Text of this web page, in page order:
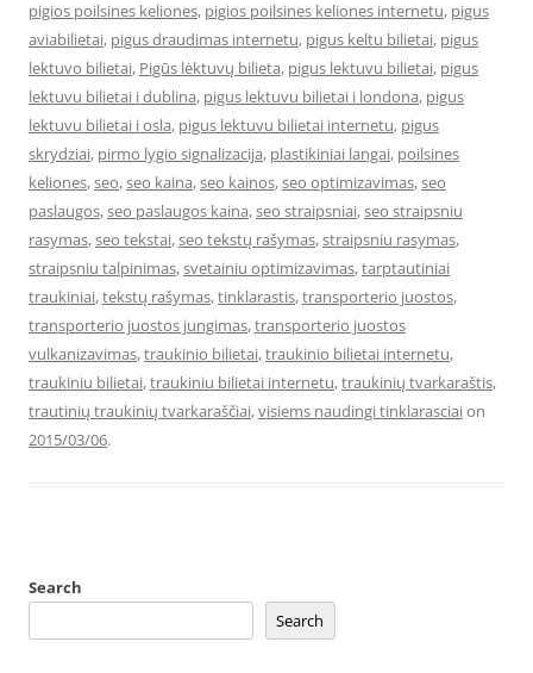
pigios poilsines keliones, pigios poilsines keliones internetu, pigus
aviabilietai, pigus draudimas internetu, pigus keltu bilietai, pigus
lektuvo bilietai, Pigūs lėktuvų bilieta, pigus lektuvu bilietai, pigus
lektuvu bilietai i dublina, pigus lektuvu bilietai i londona, pigus
lektuvu bilietai i osla, pigus lektuvu bilietai internetu, pigus
skrydziai, pirmo lygio signalizacija, plastikiniai langai, poilsines
keliones,seo,seo kaina,seo kainos,seo optimizavimas,seo
paslaugos,seo paslaugos kaina,seo straipsniai,seo straipsniu
rasymas,seo tekstai,seo tekstų rašymas,straipsniu rasymas,
straipsniu talpinimas,svetainiu optimizavimas,tarptautiniai
traukiniai,tekstų rašymas,tinklarastis,transporterio juostos,
transporterio juostos jungimas,transporterio juostos
vulkanizavimas,traukinio bilietai,traukinio bilietai internetu,
traukiniu bilietai,traukiniu bilietai internetu,traukinių tvarkaraštis,
trautinių traukinių tvarkaraščiai,visiems naudingi tinklarasciaion
2015/03/06.
Search
Search